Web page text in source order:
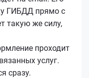
ГИБДД прямо с
такую же силу,
проходит
услуг.
сразу.